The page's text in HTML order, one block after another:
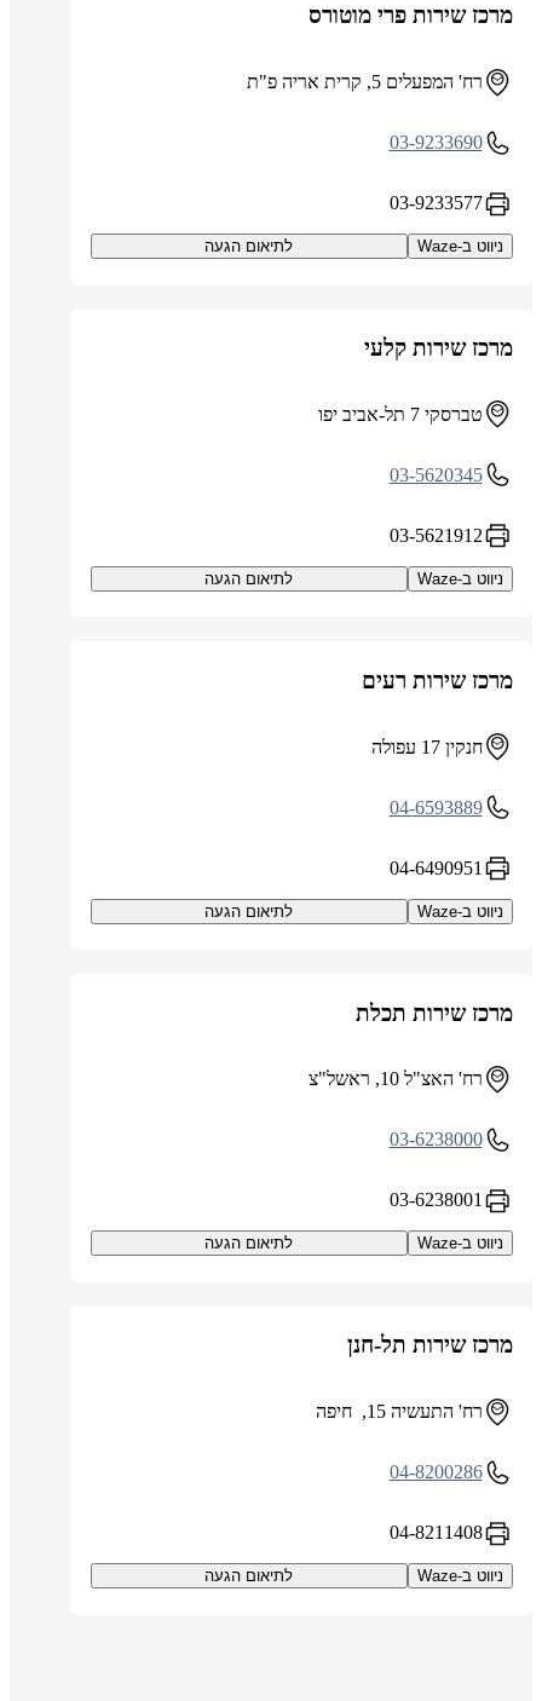
מרכז שירות פרי מוטורס
רח' המפעלים 5, קרית אריה פ"ת
03-9233690
03-9233577
ניווט ב-Waze לתיאום הגעה
מרכז שירות קלעי
טברסקי 7 תל-אביב יפו
03-5620345
03-5621912
ניווט ב-Waze לתיאום הגעה
מרכז שירות רעים
חנקין 17 עפולה
04-6593889
04-6490951
ניווט ב-Waze לתיאום הגעה
מרכז שירות תכלת
רח' האצ"ל 10, ראשל"צ
03-6238000
03-6238001
ניווט ב-Waze לתיאום הגעה
מרכז שירות תל-חנן
רח' התעשיה 15, חיפה
04-8200286
04-8211408
ניווט ב-Waze לתיאום הגעה